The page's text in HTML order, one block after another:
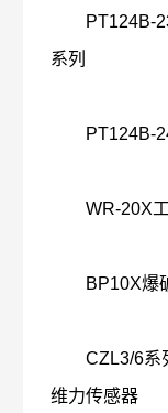
PT124B-
系列
PT124B-
WR-20X工
BP10X爆
CZL3/6系
维力传感器